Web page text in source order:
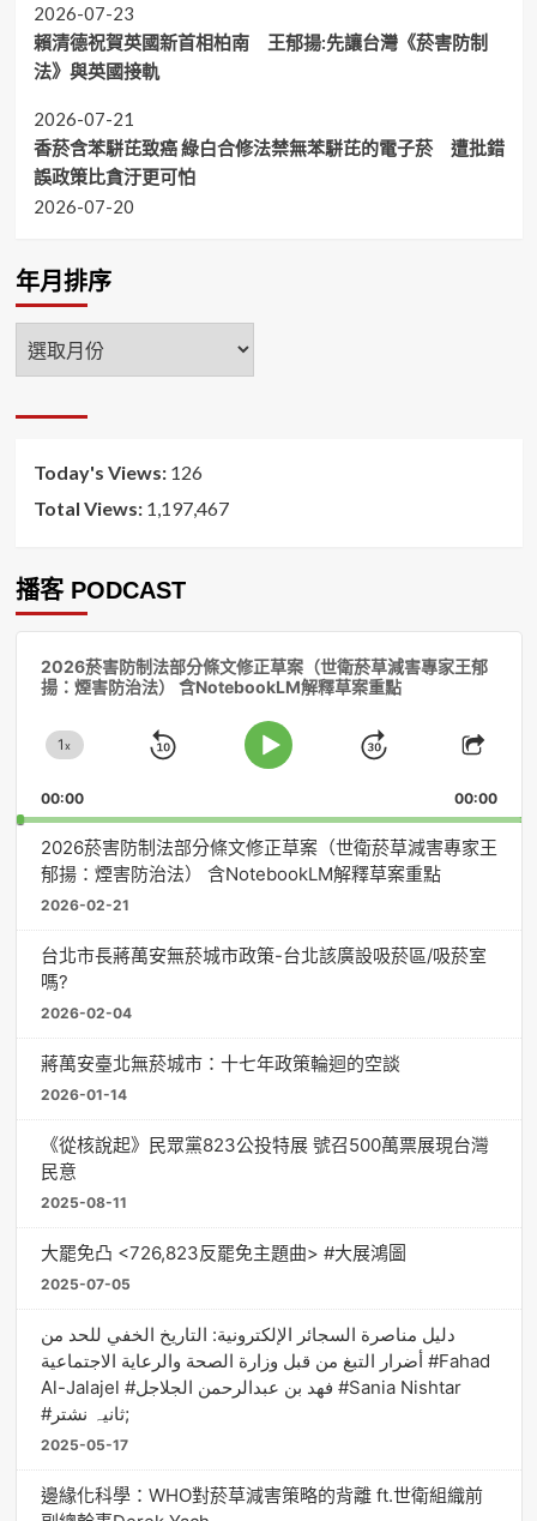
2026-07-23
賴清德祝賀英國新首相柏南 王郁揚:先讓台灣《菸害防制
法》與英國接軌
2026-07-21
香菸含苯駢芘致癌 綠白合修法禁無苯駢芘的電子菸 遭批錯
誤政策比貪汙更可怕
2026-07-20
年月排序
年
月
序
Today's Views: 126
Total Views: 1,197,467
播客 PODCAST
2026菸害防制法部分條文修正草案（世衛菸草減害專家王郁
揚：煙害防治法） 含NotebookLM解釋草案重點
Change
Rate
1x
Skip
Play
Jump
Forward
Share
00:00 00:00
2026菸害防制法部分條文修正草案（世衛菸草減害專家王
郁揚：煙害防治法） 含NotebookLM解釋草案重點
2026-02-21
台北市長蔣萬安無菸城市政策-台北該廣設吸菸區/吸菸室
嗎?
2026-02-04
蔣萬安臺北無菸城市：十七年政策輪迴的空談
2026-01-14
《從核說起》民眾黨823公投特展 號召500萬票展現台灣
民意
2025-08-11
大罷免凸 <726,823反罷免主題曲> #大展鴻圖
2025-07-05
دليل مناصرة السجائر الإلكترونية: التاريخ الخفي للحد من
أضرار التبغ من قبل وزارة الصحة والرعاية الاجتماعية #Fahad
Al-Jalajel #فهد بن عبدالرحمن الجلاجل #Sania Nishtar
#ثانیہ نشتر;
2025-05-17
邊緣化科學：WHO對菸草減害策略的背離 ft.世衛組織前